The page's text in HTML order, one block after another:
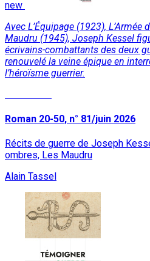
new
Avec L’Équipage (1923),
Maudru (1945), Joseph Kessel
écrivains-combattants des deux
renouvelé la veine épique en
l’héroïsme guerrier.
Roman 20-50, n° 81/juin 2026
Récits de guerre de Joseph
ombres, Les Maudru
Alain Tassel